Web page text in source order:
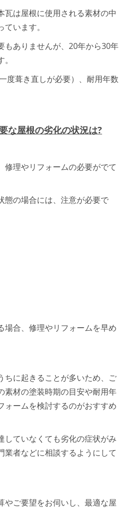
瓦は屋根に使用される素材の中
います。
もありませんが、20年から30年
度葺き直しが必要）、耐用年数
な屋根の劣化の状況は?
修理やリフォームの必要がでて
態の場合には、注意が必要で
場合、修理やリフォームを早め
ちに起きることが多いため、ご
素材の塗装時期の目安や耐用年
ォームを検討するのがおすすめ
していなくても劣化の症状がみ
業者などに相談するようにして
やご要望をお伺いし、最適な屋